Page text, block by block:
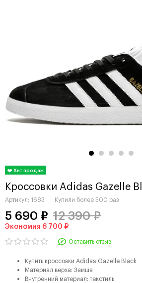
Кроссовки Adidas Gazelle
Артикул: 1683 Купили более500 раз
5 690 ₽ 12 390 ₽
Экономия 6 700 ₽
Оставить отзыв
Купить кроссовки Adidas Gazelle Black
Материал верха: Замша
Внутренний материал: текстиль